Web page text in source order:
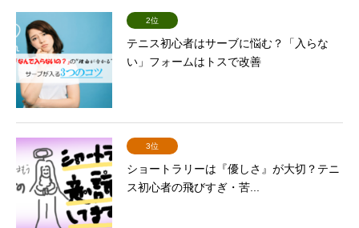
2位
テニス初心者はサーブに悩む？「入らな
い」フォームはトスで改善
3位
ショートラリーは『優しさ』が大切？テニ
ス初心者の飛びすぎ・苦...